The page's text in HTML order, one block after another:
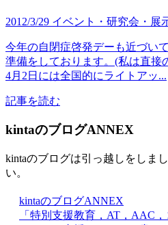
2012/3/29 イベント・研究会・展
今年の自閉症啓発デーも近づい
準備をしております。(私は直接
4月2日には全国的にライトアッ...
記事を読む
kintaのブログANNEX
kintaのブログは引っ越しをしま
い。
kintaのブログANNEX
「特別支援教育，AT，AAC